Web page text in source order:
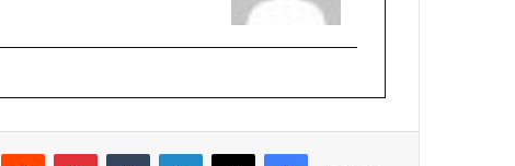
فيسبوك ‫X لينكدإن بينتيريست